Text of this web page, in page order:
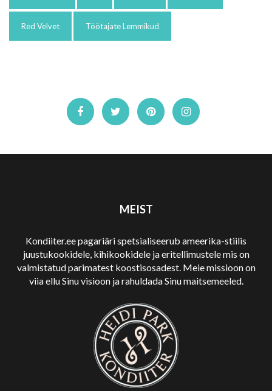
Red Velvet Töötajate Lemmikud
MEIST
Kondiiter.ee pagariäri spetsialiseerub ameerika-stiilis
juustukookidele, kihikookidele ja eritellimustele mis on
valmistatud parimatest koostisosadest. Meie missioon on
viia ellu Sinu visioon ja rahuldada Sinu maitsemeeled.